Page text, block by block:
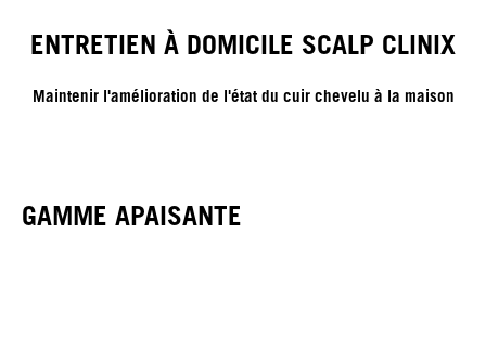
ENTRETIEN À DOMICILE SCALP CLINIX
Maintenir l'amélioration de l'état du cuir chevelu à la maison
GAMME APAISANTE